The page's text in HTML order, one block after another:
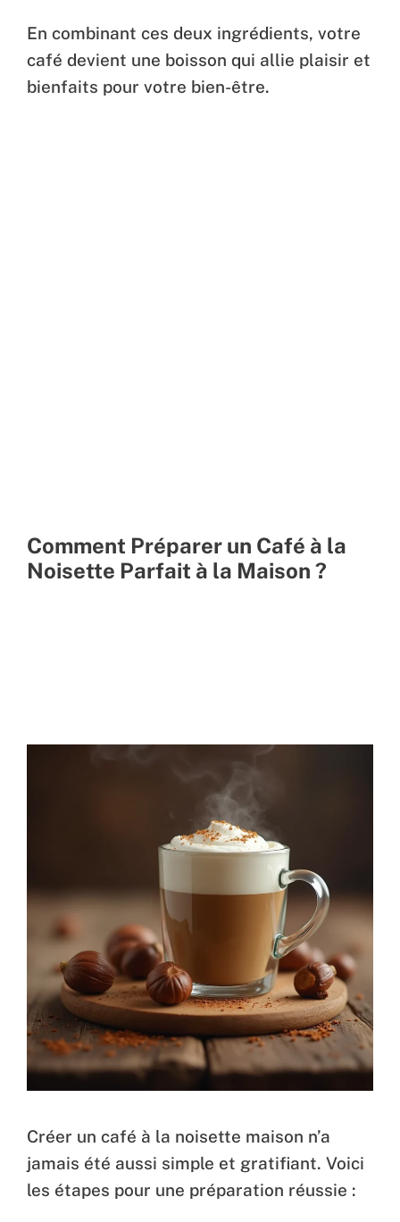
En combinant ces deux ingrédients, votre
café devient une boisson qui allie plaisir et
bienfaits pour votre bien-être.
Comment Préparer un Café à la
Noisette Parfait à la Maison ?
Créer un café à la noisette maison n’a
jamais été aussi simple et gratifiant. Voici
les étapes pour une préparation réussie :